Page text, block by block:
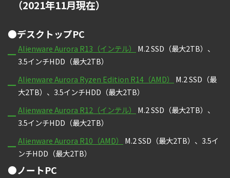
（2021年11月現在）
●デスクトップPC
Alienware Aurora R13（インテル）
M.2 SSD（最大2TB）、
3.5インチHDD（最大2TB）
Alienware Aurora Ryzen Edition R14（AMD）
M.2 SSD（最
大2TB）、3.5インチHDD（最大2TB）
Alienware Aurora R12（インテル）
M.2 SSD（最大2TB）、
3.5インチHDD（最大2TB）
Alienware Aurora R10（AMD）
M.2 SSD（最大2TB）、3.5イ
ンチHDD（最大2TB）
●ノートPC